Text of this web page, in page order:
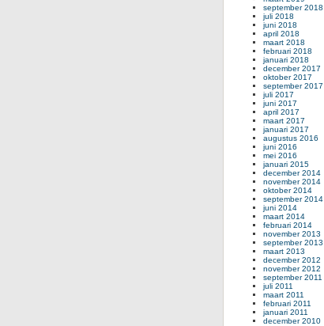
september 2018
juli 2018
juni 2018
april 2018
maart 2018
februari 2018
januari 2018
december 2017
oktober 2017
september 2017
juli 2017
juni 2017
april 2017
maart 2017
januari 2017
augustus 2016
juni 2016
mei 2016
januari 2015
december 2014
november 2014
oktober 2014
september 2014
juni 2014
maart 2014
februari 2014
november 2013
september 2013
maart 2013
december 2012
november 2012
september 2011
juli 2011
maart 2011
februari 2011
januari 2011
december 2010